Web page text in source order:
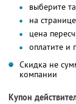
выберите
на
цена
оплатите и
Скидка не
компании
Купон